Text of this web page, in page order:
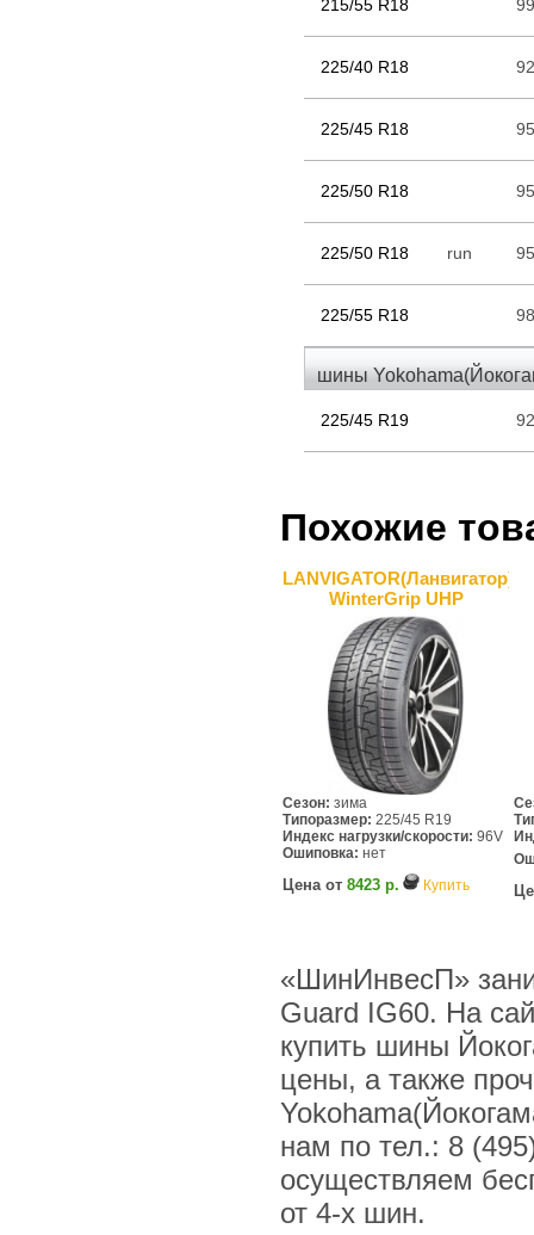
215/55 R18
225/40 R18
225/45 R18
225/50 R18
225/50 R18 run
225/55 R18
шины
225/45 R19
Похожие
LANVIGATOR(Ланвигатор)
WinterGrip UHP
Сезон: зима
Типоразмер: 225/45 R19
Индекс нагрузки/скорости: 96V
Ошиповка: нет
Цена от 8423 р. Купить
«ШинИнвесП»
Guard IG60. На
купить шины
цены, а также
нам по тел.: 8
осуществляем
от 4-х шин.